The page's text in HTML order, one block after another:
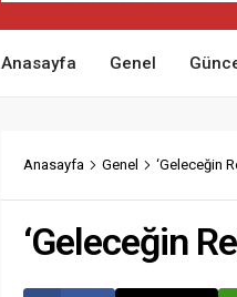
Anasayfa Genel
Anasayfa Genel ‘Geleceğin
‘Geleceğin